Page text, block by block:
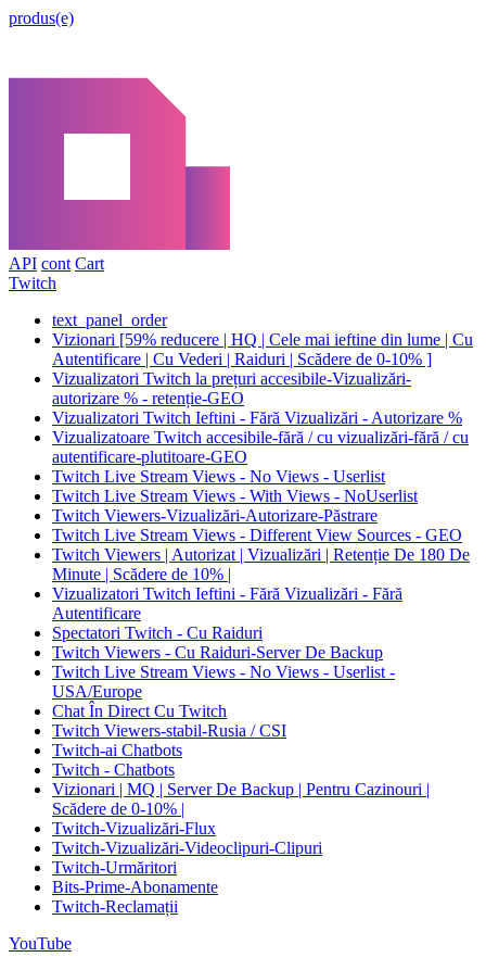
produs(e)
API cont Cart
Twitch
text_panel_order
Vizionari [59% reducere | HQ | Cele mai ieftine din lume | Cu
Autentificare | Cu Vederi | Raiduri | Scădere de 0-10% ]
Vizualizatori Twitch la prețuri accesibile-Vizualizări-
autorizare % - retenție-GEO
Vizualizatori Twitch Ieftini - Fără Vizualizări - Autorizare %
Vizualizatoare Twitch accesibile-fără / cu vizualizări-fără / cu
autentificare-plutitoare-GEO
Twitch Live Stream Views - No Views - Userlist
Twitch Live Stream Views - With Views - NoUserlist
Twitch Viewers-Vizualizări-Autorizare-Păstrare
Twitch Live Stream Views - Different View Sources - GEO
Twitch Viewers | Autorizat | Vizualizări | Retenție De 180 De
Minute | Scădere de 10% |
Vizualizatori Twitch Ieftini - Fără Vizualizări - Fără
Autentificare
Spectatori Twitch - Cu Raiduri
Twitch Viewers - Cu Raiduri-Server De Backup
Twitch Live Stream Views - No Views - Userlist -
USA/Europe
Chat În Direct Cu Twitch
Twitch Viewers-stabil-Rusia / CSI
Twitch-ai Chatbots
Twitch - Chatbots
Vizionari | MQ | Server De Backup | Pentru Cazinouri |
Scădere de 0-10% |
Twitch-Vizualizări-Flux
Twitch-Vizualizări-Videoclipuri-Clipuri
Twitch-Urmăritori
Bits-Prime-Abonamente
Twitch-Reclamații
YouTube